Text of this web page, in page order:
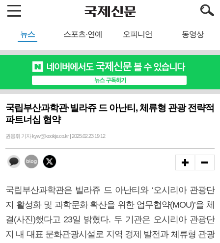
뉴스 스포츠·연예 오피니언 동영상
국립부산과학관·빌라쥬 드 아난티, 체류형 관광 전략적
파트너십 협약
권용휘 기자 kyw@kookje.co.kr | 2025.02.23 19:12
국립부산과학관은 빌라쥬 드 아난티와 ‘오시리아 관광단
지 활성화 및 과학문화 확산을 위한 업무협약(MOU)’을 체
결(사진)했다고 23일 밝혔다. 두 기관은 오시리아 관광단
지 내 대표 문화관광시설로 지역 경제 발전과 체류형 관광